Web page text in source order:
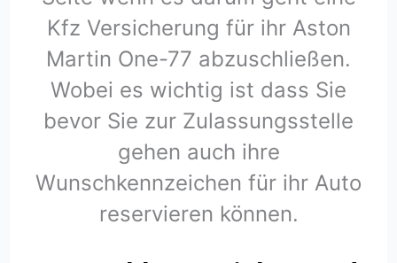
Kfz Versicherung für ihr Aston
Martin One-77 abzuschließen.
Wobei es wichtig ist dass Sie
bevor Sie zur Zulassungsstelle
gehen auch ihre
Wunschkennzeichen für ihr Auto
reservieren können.